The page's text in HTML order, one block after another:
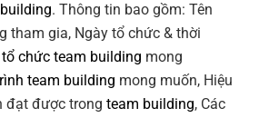
. Thông tin bao gồm: Tên
tham gia, Ngày tổ chức & thời
chức team building mong
team building mong muốn, Hiệu
đạt được trongteam building, Các